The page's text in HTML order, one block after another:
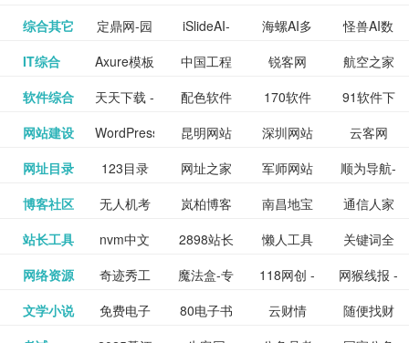
全 频
包括上映
影片的影
讯查询及
购票服
务。你可
_www.sanmao.com.cn_
素材免费
图库
nas论
坛|nas1.cn|nas1|nas
流社区
文写作-AI
毕业设计-
PPT模板
生成
作 - 国内
领先的AI
图片、文
案创作平
讯飞星火-
懂我的AI
助手
更多>>
综合其它 定鼎网-园
林景观建
筑室内设
iSlideAI-
一键生成
PPT模板
海螺AI多
模态大语
言模型
怪兽AI数
字人
九章开物 更多>>
IT综合 Axure模板
网
中国工程
科技知识
中心
锐客网
航空之家
牛品汇
更多>>
软件综合 天天下载 -
绿色精品
软件应用
配色软件
园
170软件
下载站
91软件下
载
yx12345
下载站
更多>>
网站建设 WordPress
主题模板
下载_爱主
昆明网站
建设
深圳网站
建设
云客网
SEO众包
服务平台
深圳网站
建设
更多>>
网址目录 123目录
网
网址之家 军师网站
目录网址
大全
顺为导航-
办公运营
工具导航
易推分类
目录网
更多>>
博客社区 无人机考
证资讯网
岚柏博客 南昌地宝
网_南昌论
坛
通信人家
园
精易论坛 更多>>
站长工具 nvm中文
网
2898站长
资源平台
懒人工具 关键词全
网指数查
询
SEO工具
- 站长之家
更多>>
网络资源 奇迹秀工
具箱-设计
魔法盒-专
业的游戏
118网创 -
创业项目
网猴线报 -
一个简单
线报酷 - 更多>>
文学小说 免费电子 80电子书 云财情 随便找财